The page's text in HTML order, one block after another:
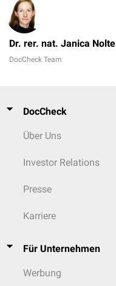
Dr. rer. nat. Janica Nolte
DocCheck Team
DocCheck
Über Uns
Investor Relations
Presse
Karriere
Für Unternehmen
Werbung